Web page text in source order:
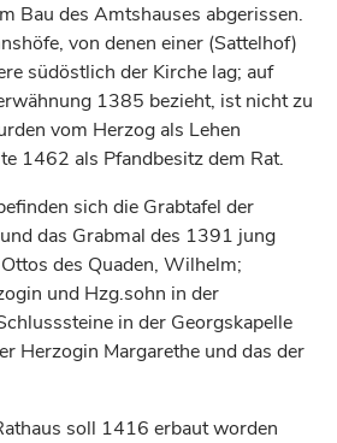
Bau des Amtshauses abgerissen.
von denen einer (Sattelhof)
südöstlich der Kirche lag; auf
1385 bezieht, ist nicht zu
vom Herzog als Lehen
1462 als Pfandbesitz dem Rat.
sich die Grabtafel der
das Grabmal des 1391 jung
des Quaden, Wilhelm;
und Hzg.sohn in der
in der Georgskapelle
Herzogin Margarethe und das der
soll 1416 erbaut worden